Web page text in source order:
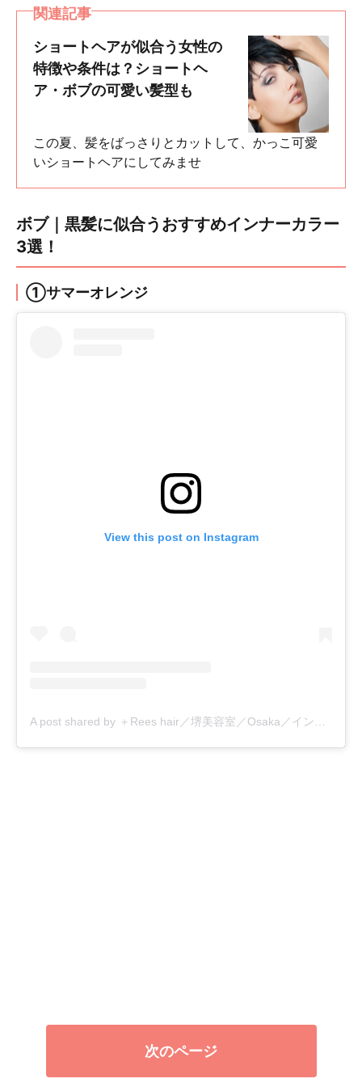
関連記事
ショートヘアが似合う女性の
特徴や条件は？ショートヘ
ア・ボブの可愛い髪型も
この夏、髪をばっさりとカットして、かっこ可愛
いショートヘアにしてみませ
ボブ｜黒髪に似合うおすすめインナーカラー
3選！
①サマーオレンジ
View this post on Instagram
A post shared by ＋Rees hair／堺美容室／Osaka／インナーカラー (@rees_hair)
次のページ